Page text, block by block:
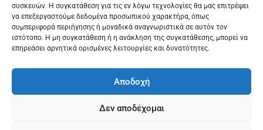
συσκευών. Η συγκατάθεση για τις εν λόγω τεχνολογίες θα μας επιτρέψει
να επεξεργαστούμε δεδομένα προσωπικού χαρακτήρα, όπως
συμπεριφορά περιήγησης ή μοναδικά αναγνωριστικά σε αυτόν τον
ιστότοπο. Η μη συγκατάθεση ή η ανάκληση της συγκατάθεσης, μπορεί να
επηρεάσει αρνητικά ορισμένες λειτουργίες και δυνατότητες.
Αποδοχή
Δεν αποδέχομαι
Ακολουθήστε μας στα social